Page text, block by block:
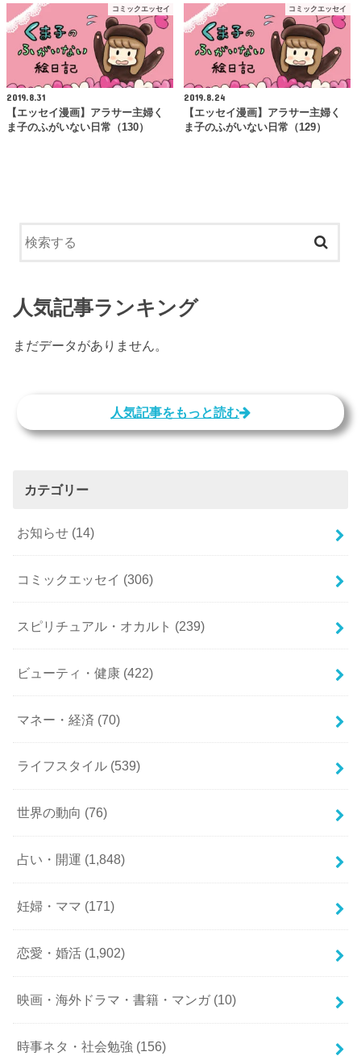
コミックエッセイ
2019.8.31
【エッセイ漫画】アラサー主婦く
ま子のふがいない日常（130）
コミックエッセイ
2019.8.24
【エッセイ漫画】アラサー主婦く
ま子のふがいない日常（129）
人気記事ランキング
まだデータがありません。
人気記事をもっと読む
カテゴリー
お知らせ (14)
コミックエッセイ (306)
スピリチュアル・オカルト (239)
ビューティ・健康 (422)
マネー・経済 (70)
ライフスタイル (539)
世界の動向 (76)
占い・開運 (1,848)
妊婦・ママ (171)
恋愛・婚活 (1,902)
映画・海外ドラマ・書籍・マンガ (10)
時事ネタ・社会勉強 (156)